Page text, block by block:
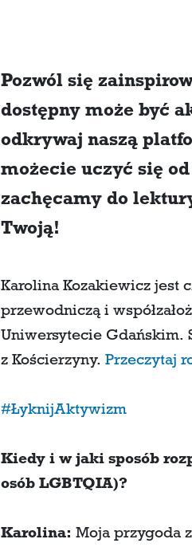
Pozwól się
dostępny może być
odkrywaj naszą
możecie uczyć się
zachęcamy do
Twoją!
Karolina Kozakiewicz jest
przewodniczą i
Uniwersytecie
z Kościerzyny. Przeczytaj
#ŁyknijAktywizm
Kiedy i w jaki sposób
osób LGBTQIA)?
Karolina: Moja przygoda